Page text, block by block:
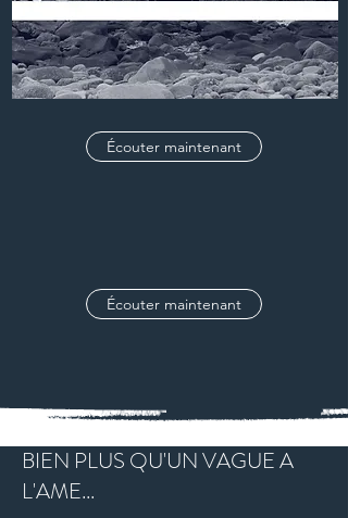
Écouter maintenant
Écouter maintenant
BIEN PLUS QU'UN VAGUE A
L'AME...